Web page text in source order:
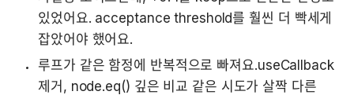
있었어요. acceptance threshold를 훨씬 더 빡세게
잡았어야 했어요.
루프가 같은 함정에 반복적으로 빠져요.useCallback
제거, node.eq() 깊은 비교 같은 시도가 살짝 다른